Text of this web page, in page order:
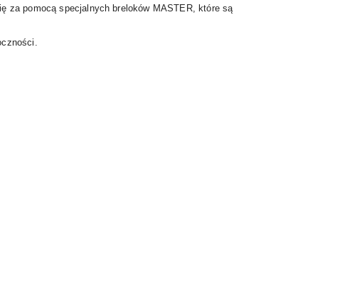
za pomocą specjalnych breloków MASTER, które są